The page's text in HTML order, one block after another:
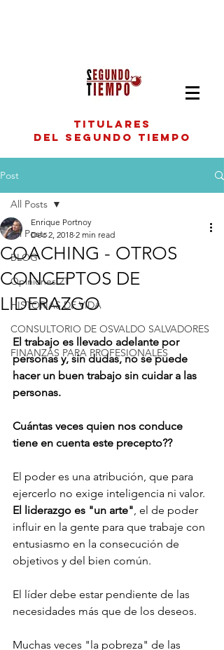
titulares
del segundo tiempo
Post
All Posts
BLOG
Opiniones 2T
HISTORIAS DE VIDA
CONSULTORIO DE OSVALDO SALVADORES
FINANZAS PARA PROFESIONALES
All Posts
COACHING - OTROS
CONCEPTOS DE
LIDERAZGO
Enrique Portnoy
Dec 2, 2018 2 min read
El trabajo es llevado adelante por
personas y, sin dudas, no se puede
hacer un buen trabajo sin cuidar a las
personas.
Cuántas veces quien nos conduce
tiene en cuenta este precepto??
El poder es una atribución, que para
ejercerlo no exige inteligencia ni valor.
El liderazgo es "un arte", el de poder
influir en la gente para que trabaje con
entusiasmo en la consecución de
objetivos y del bien común.
El líder debe estar pendiente de las
necesidades más que de los deseos.
Muchas veces "la pobreza" de las